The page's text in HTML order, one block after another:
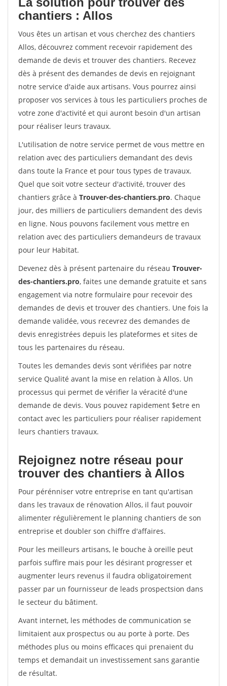
chantiers : Allos
Vous êtes un artisan et vous cherchez des chantiers
Allos, découvrez comment recevoir rapidement des
demande de devis et trouver des chantiers. Recevez
dès à présent des demandes de devis en rejoignant
notre service d'aide aux artisans. Vous pourrez ainsi
proposer vos services à tous les particuliers proches de
votre zone d'activité et qui auront besoin d'un artisan
pour réaliser leurs travaux.
L'utilisation de notre service permet de vous mettre en
relation avec des particuliers demandant des devis
dans toute la France et pour tous types de travaux.
Quel que soit votre secteur d'activité, trouver des
chantiers grâce à Trouver-des-chantiers.pro. Chaque
jour, des milliers de particuliers demandent des devis
en ligne. Nous pouvons facilement vous mettre en
relation avec des particuliers demandeurs de travaux
pour leur Habitat.
Devenez dès à présent partenaire du réseau Trouver-
des-chantiers.pro, faites une demande gratuite et sans
engagement via notre formulaire pour recevoir des
demandes de devis et trouver des chantiers. Une fois la
demande validée, vous recevrez des demandes de
devis enregistrées depuis les plateformes et sites de
tous les partenaires du réseau.
Toutes les demandes devis sont vérifiées par notre
service Qualité avant la mise en relation à Allos. Un
processus qui permet de vérifier la véracité d'une
demande de devis. Vous pouvez rapidement $etre en
contact avec les particuliers pour réaliser rapidement
leurs chantiers travaux.
Rejoignez notre réseau pour
trouver des chantiers à Allos
Pour pérénniser votre entreprise en tant qu'artisan
dans les travaux de rénovation Allos, il faut pouvoir
alimenter régulièrement le planning chantiers de son
entreprise et doubler son chiffre d'affaires.
Pour les meilleurs artisans, le bouche à oreille peut
parfois suffire mais pour les désirant progresser et
augmenter leurs revenus il faudra obligatoirement
passer par un fournisseur de leads prospectsion dans
le secteur du bâtiment.
Avant internet, les méthodes de communication se
limitaient aux prospectus ou au porte à porte. Des
méthodes plus ou moins efficaces qui prenaient du
temps et demandait un investissement sans garantie
de résultat.